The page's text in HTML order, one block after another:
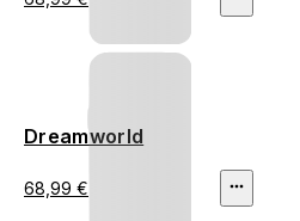
Dreamworld
68,99 €